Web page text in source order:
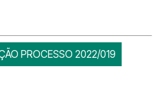
PROCESSO 2022/019